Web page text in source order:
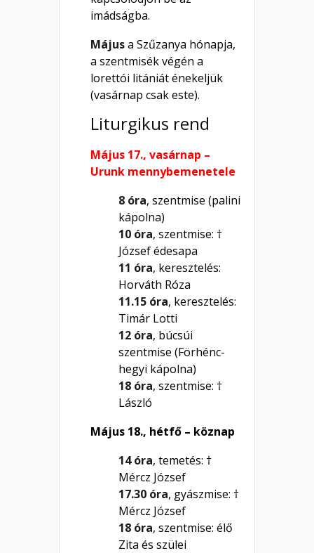
imádságba.
Májusa Szűzanya hónapja,
a szentmisék végén a
lorettói litániát énekeljük
(vasárnap csak este).
Liturgikus rend
Május 17., vasárnap –
Urunk mennybemenetele
8 óra, szentmise (palini
kápolna)
10 óra, szentmise: †
József édesapa
11 óra, keresztelés:
Horváth Róza
11.15 óra, keresztelés:
Timár Lotti
12 óra, búcsúi
szentmise (Förhénc-
hegyi kápolna)
18 óra, szentmise: †
László
Május 18., hétfő – köznap
14 óra, temetés: †
Mércz József
17.30 óra, gyászmise: †
Mércz József
18 óra, szentmise: élő
Zita és szülei